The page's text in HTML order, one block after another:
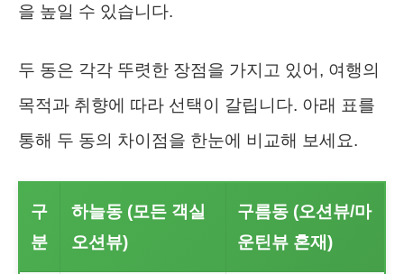
을 높일 수 있습니다.
두 동은 각각 뚜렷한 장점을 가지고 있어, 여행의
목적과 취향에 따라 선택이 갈립니다. 아래 표를
통해 두 동의 차이점을 한눈에 비교해 보세요.
구
분
하늘동 (모든 객실
오션뷰)
구름동 (오션뷰/마
운틴뷰 혼재)